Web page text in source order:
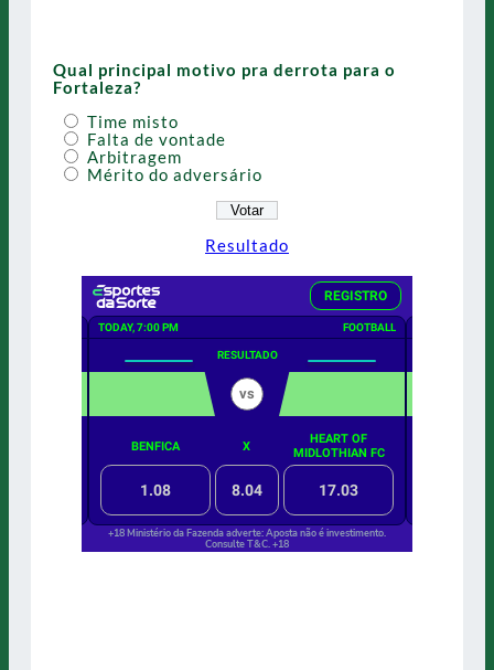
Qual principal motivo pra derrota para o
Fortaleza?
Time misto
Falta de vontade
Arbitragem
Mérito do adversário
Resultado